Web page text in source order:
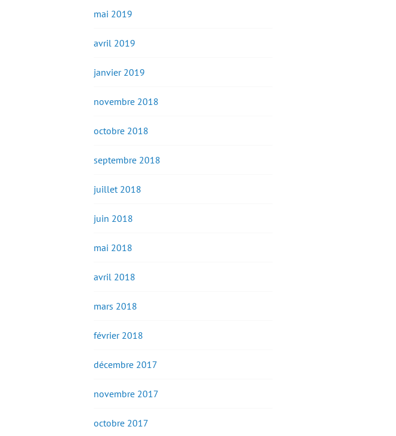
mai 2019
avril 2019
janvier 2019
novembre 2018
octobre 2018
septembre 2018
juillet 2018
juin 2018
mai 2018
avril 2018
mars 2018
février 2018
décembre 2017
novembre 2017
octobre 2017